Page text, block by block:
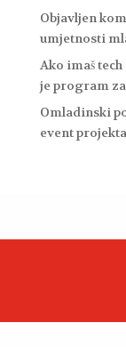
Objavljen
umjetnosti
Ako imaš
je program
Omladinski
event